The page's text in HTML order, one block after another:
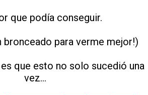
que podía conseguir.
bronceado para verme mejor!)
que esto no solo sucedió una
vez...